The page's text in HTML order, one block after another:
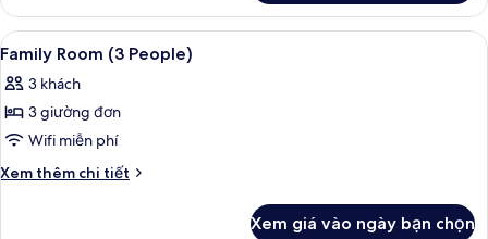
Apartment
with
Gallery
Xem
tất
cả
ảnh
Family
Room
Bộ đồ giường kháng dị ứng,
7
Family Room (3 People)
3 khách
3 giường đơn
Wifi miễn phí
Xem thêm chi tiết
Chi
Xem giá vào ngày bạn chọn